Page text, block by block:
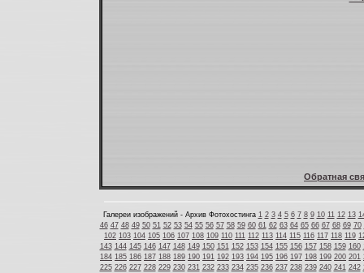
Обратная
Галереи изображений - Архив Фотохостинга 1 2 3 4 5 6 7 8 9 10 11 12 13
46 47 48 49 50 51 52 53 54 55 56 57 58 59 60 61 62 63 64 65 66 67 68 69 70
102 103 104 105 106 107 108 109 110 111 112 113 114 115 116 117 118 119
143 144 145 146 147 148 149 150 151 152 153 154 155 156 157 158 159 160
184 185 186 187 188 189 190 191 192 193 194 195 196 197 198 199 200 201
225 226 227 228 229 230 231 232 233 234 235 236 237 238 239 240 241 242